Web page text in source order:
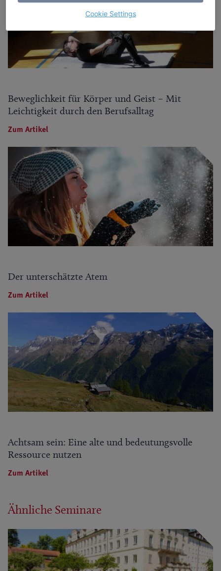
Beweglichkeit für Körper und Geist – Mit
Leichtigkeit durch den Berufsalltag
Zum Artikel
Der unterschätzte Atem
Zum Artikel
Achtsam sein: Eine alte und bedeutungsvolle
Ressource nutzen
Zum Artikel
Ähnliche Seminare
Cookie Settings